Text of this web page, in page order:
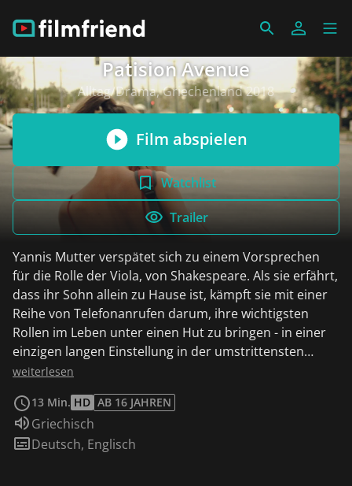
Patision Avenue
Alltag/Drama, Griechenland 2018
Film abspielen
Watchlist
Trailer
Yannis Mutter verspätet sich zu einem Vorsprechen
für die Rolle der Viola, von Shakespeare. Als sie erfährt,
dass ihr Sohn allein zu Hause ist, kämpft sie mit einer
Reihe von Telefonanrufen darum, ihre wichtigsten
Rollen im Leben unter einen Hut zu bringen - in einer
einzigen langen Einstellung in der umstrittensten
Gegend im Zentrum Athens: Die Patision Avenue.
weiterlesen
13 Min. HD AB 16 JAHREN
Sprache:
Griechisch
Untertitel:
Deutsch, Englisch